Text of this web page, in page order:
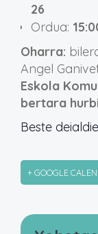
26
Ordua:
Oharra:
Angel
Eskola
bertara
Beste
+ GOOGLE